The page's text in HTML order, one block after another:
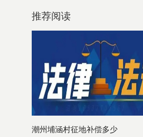
推荐阅读
潮州埔涵村征地补偿多少